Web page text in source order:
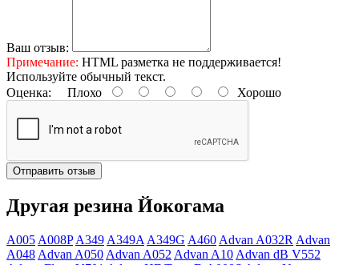
Ваш отзыв:
Примечание: HTML разметка не поддерживается!
Используйте обычный текст.
Оценка: Плохо Хорошо
Отправить отзыв
Другая резина Йокогама
A005 A008P A349 A349A A349G A460 Advan A032R Advan
A048 Advan A050 Advan A052 Advan A10 Advan dB V552